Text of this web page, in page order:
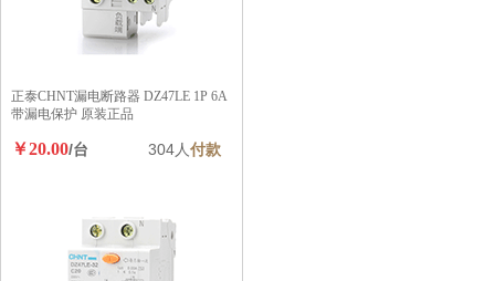
正泰CHNT漏电断路器 DZ47LE 1P 6A
带漏电保护 原装正品
￥20.00/台 304人付款